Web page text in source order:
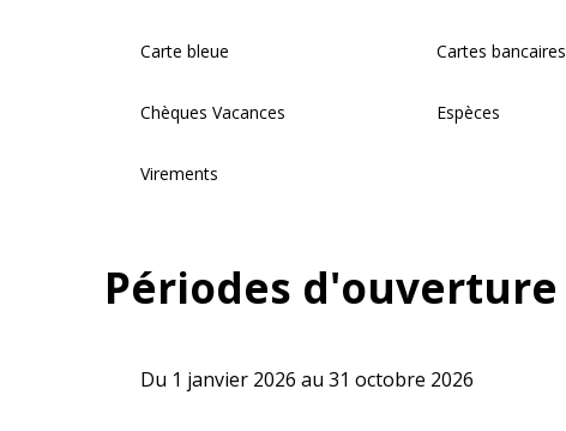
Carte bleue Cartes bancaires
Chèques Vacances Espèces
Virements
Périodes d'ouverture
Du 1 janvier 2026 au 31 octobre 2026